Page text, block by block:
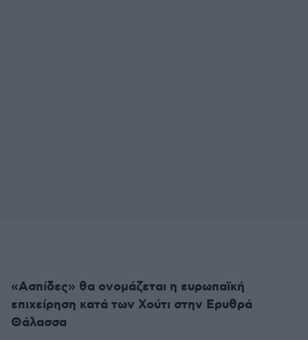
«Ασπίδες» θα ονομάζεται η ευρωπαϊκή
επιχείρηση κατά των Χούτι στην Ερυθρά
Θάλασσα